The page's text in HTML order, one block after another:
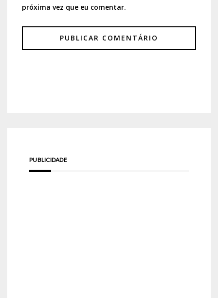
próxima vez que eu comentar.
PUBLICIDADE